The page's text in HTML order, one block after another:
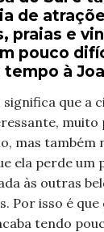
de
praias e
pouco
à
significa que a
muito
mas também
ela perde um
às outras
Por isso é que
tendo